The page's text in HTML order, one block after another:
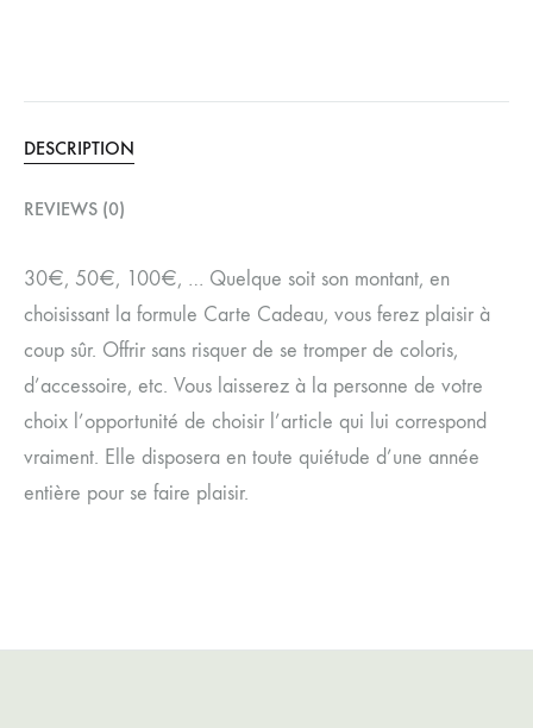
DESCRIPTION
REVIEWS (0)
30€, 50€, 100€, … Quelque soit son montant, en
choisissant la formule Carte Cadeau, vous ferez plaisir à
coup sûr. Offrir sans risquer de se tromper de coloris,
d’accessoire, etc. Vous laisserez à la personne de votre
choix l’opportunité de choisir l’article qui lui correspond
vraiment. Elle disposera en toute quiétude d’une année
entière pour se faire plaisir.